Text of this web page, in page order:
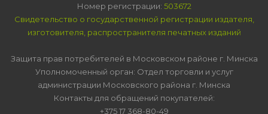
Номер регистрации: 503672
Свидетельство о государственной регистрации издателя,
изготовителя, распространителя печатных изданий
Защита прав потребителей в Московском районе г. Минска
Уполномоченный орган: Отдел торговли и услуг
администрации Московского района г. Минска
Контакты для обращений покупателей:
+375 17 368-80-49